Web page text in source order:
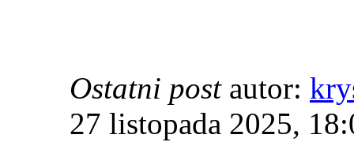
Ostatni postautor:
27 listopada 2025,